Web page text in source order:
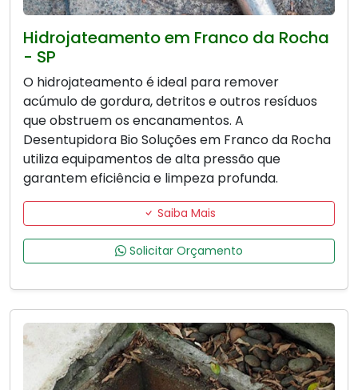
Hidrojateamento em Franco da Rocha
- SP
O hidrojateamento é ideal para remover
acúmulo de gordura, detritos e outros resíduos
que obstruem os encanamentos. A
Desentupidora Bio Soluções em Franco da Rocha
utiliza equipamentos de alta pressão que
garantem eficiência e limpeza profunda.
Saiba Mais
Solicitar Orçamento